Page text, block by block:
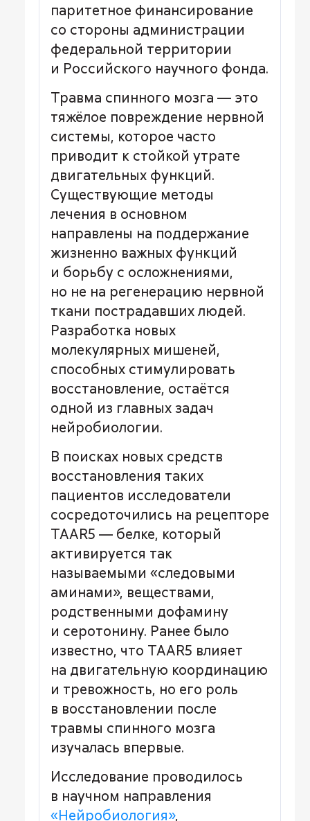
паритетное финансирование
со стороны администрации
федеральной территории
и Российского научного фонда.
Травма спинного мозга — это
тяжёлое повреждение нервной
системы, которое часто
приводит к стойкой утрате
двигательных функций.
Существующие методы
лечения в основном
направлены на поддержание
жизненно важных функций
и борьбу с осложнениями,
но не на регенерацию нервной
ткани пострадавших людей.
Разработка новых
молекулярных мишеней,
способных стимулировать
восстановление, остаётся
одной из главных задач
нейробиологии.
В поисках новых средств
восстановления таких
пациентов исследователи
сосредоточились на рецепторе
TAAR5 — белке, который
активируется так
называемыми «следовыми
аминами», веществами,
родственными дофамину
и серотонину. Ранее было
известно, что TAAR5 влияет
на двигательную координацию
и тревожность, но его роль
в восстановлении после
травмы спинного мозга
изучалась впервые.
Исследование проводилось
в научном направления
«Нейробиология»,